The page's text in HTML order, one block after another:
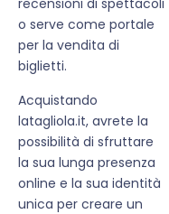
recensioni di spettacoli
o serve come portale
per la vendita di
biglietti.
Acquistando
latagliola.it, avrete la
possibilità di sfruttare
la sua lunga presenza
online e la sua identità
unica per creare un